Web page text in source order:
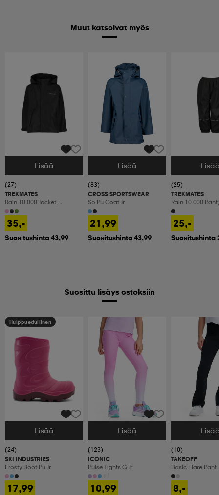
Muut katsoivat myös
Valitse Koko
Lisää
(27)
TREKMATES
Rain 10 000 Jacket,
Sadetakki, Lasten
35,-
Suositushinta 43,99
Valitse Koko
Lisää
(83)
CROSS SPORTSWEAR
So Pu Coat Jr
21,99
Suositushinta 43,99
Valitse Koko
(25)
TREKMATES
Rain 10 000 Pant,
Sadehousut,
25,-
Suositushinta
Suosittu lisäys ostoksiin
Huippuedullinen
Valitse Koko
Lisää
(24)
SKI INDUSTRIES
Frosty Boot Pu Jr
17,99
Valitse Koko
Lisää
(123)
ICONIC
Pulse Tights G Jr
10,99
Valitse Koko
(10)
TAKEOFF
Basic Flare Pant
8,-